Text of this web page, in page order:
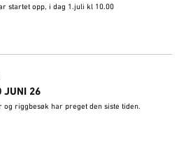
startet opp, i dag 1.juli kl 10.00
JUNI 26
og riggbesøk har preget den siste tiden.